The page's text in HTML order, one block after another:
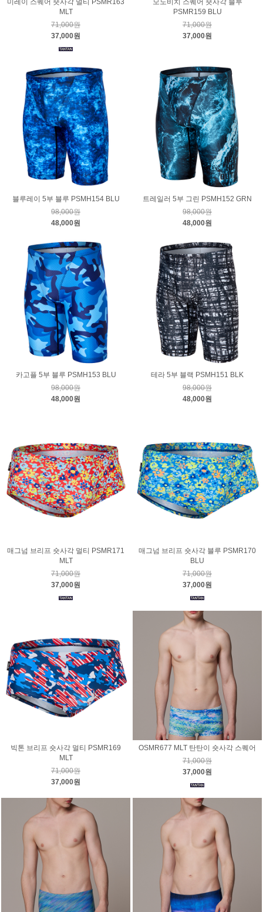
미레이 스퀘어 숏사각 멀티 PSMR163
MLT
71,000원
37,000원
모노비치 스퀘어 숏사각 블루
PSMR159 BLU
71,000원
37,000원
블루레이 5부 블루 PSMH154 BLU
98,000원
48,000원
트레일러 5부 그린 PSMH152 GRN
98,000원
48,000원
카고플 5부 블루 PSMH153 BLU
98,000원
48,000원
테라 5부 블랙 PSMH151 BLK
98,000원
48,000원
매그넘 브리프 숏사각 멀티 PSMR171
MLT
71,000원
37,000원
매그넘 브리프 숏사각 블루 PSMR170
BLU
71,000원
37,000원
빅톤 브리프 숏사각 멀티 PSMR169
MLT
71,000원
37,000원
OSMR677 MLT 탄탄이 숏사각 스퀘어
71,000원
37,000원